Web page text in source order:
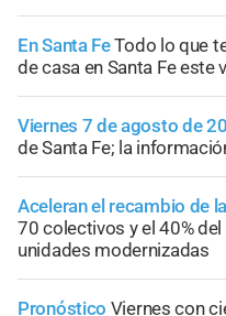
En Santa FeTodo lo que
de casa en Santa Fe este
Viernes 7 de agosto de
de Santa Fe; la
Aceleran el recambio de
70 colectivos y el 40%
unidades modernizadas
Pronóstico Viernes con